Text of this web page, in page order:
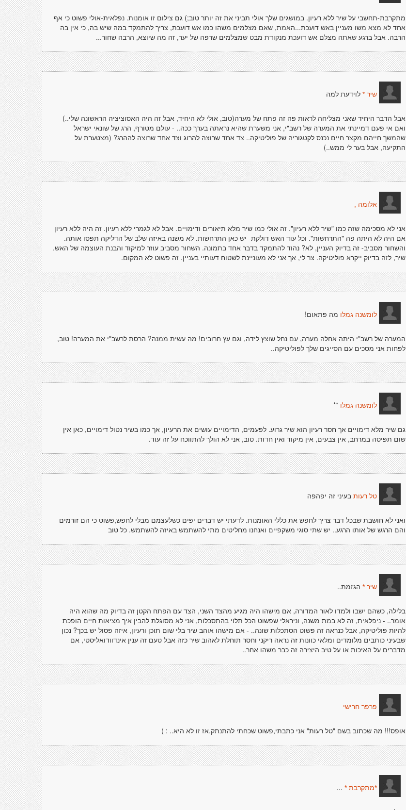
מתקרבת-תחשבי על שיר ללא רעיון. במושגים שלך אולי תביני את זה יותר טוב;) גם צילום זו אומנות. נפלאית-אולי פשוט כי אף
אחד לא מצא משו מעניין באש דועכת...האמת, שאם מצלמים משהו כמו אש דועכת, צריך להתמקד במה שיש בה, כי אין בה
הרבה. אבל ברגע שאתה מצלם אש דועכת מנקודת מבט שמצלמים שרפה של יער, זה מה שיוצא, הרבה שחור...
שיר * לוידעת למה
אבל הדבר היחיד שאני מצליחה לראות פה זה פתח של מערה(טוב, אולי לא היחיד, אבל זה היה האסוציציה הראשונה שלי..)
ואם אי פעם דמיינתי את המערה של רשב"י, אני משערת שהיא נראתה בערך ככה.. - עולם מטורף, הרג של שונאי ישראל
שהמשך חייהם מקצר חיים נכנס לקטגוריה של פוליטיקה.. צד אחד שרוצה להרוג וצד אחד שרוצה לההרג? (מצטערת על
התקיעה, אבל בער לי ממש..)
אלומה ,
אני לא מסכימה שזה כמו "שיר ללא רעיון". זה אולי כמו שיר מלא תיאורים ודימויים. אבל לא לגמרי ללא רעיון. זה היה ללא רעיון
אם היה לא היתה פה "התרחשות". וכל עוד האש דולקת- יש כאן התרחשות. לא משנה באיזה שלב של הדליקה תפסו אותה.
והשחור מסביב- זה בדיוק העניין, לא? נהוד להתמקד בדבר אחד בתמונה. השחור מסביב עוזר למיקוד והבנת העוצמה של האש.
שיר, לזה בדיוק ייקרא פוליטיקה. צר לי, אך אני לא מעוניינת לשטוח דעותיי בעניין. זה פשוט לא המקום.
לומשנה גמלו מה פתאום!
המערה של רשב"י היתה אחלה מערה, עם נחל שוצץ לידה, וגם עץ חרובים! מה עשית ממנה? הרסת לרשב"י את המערה! טוב,
לפחות אני מסכים עם הסייגים שלך לפוליטיקה..
לומשנה גמלו **
גם שיר מלא דימויים אך חסר רעיון הוא שיר גרוע. לפעמים, הדימויים עושים את הרעיון, אך כמו בשיר נטול דימויים, כאן אין
שום תפיסה במרחב, אין צבעים, אין מיקוד ואין חדות. טוב, אני לא הולך להתווכח על זה עוד.
טל רעות בעיני זה יפהפה
ואני לא חושבת שבכל דבר צריך לחפש את כללי האומנות. לדעתי יש דברים יפים כשלעצמם מבלי לחפש,פשוט כי הם זורמים
והם הרגש של אותו הרגע.. יש שתי סוגי משקפיים ואנחנו מחליטים מתי להשתמש באיזה להשתמש. כל טוב
שיר * הגזמת..
בלילה, כשהם ישבו ולמדו לאור המדורה, אם מישהו היה מגיע מהצד השני, הצד עם הפתח הקטן זה בדיוק מה שהוא היה
אומר.. - ניפלאית, זה לא במת משנה, וניראלי שפשוט הכל תלוי בהתסכלות, אני לא מסוגלת להבין איך מציאות חיים הופכת
להיות פוליטיקה, אבל כנראה זה פשוט הסתכלות שונה.. - אם מישהו אוהב שיר בלי שום תוכן ורעיון, איזה פסול יש בכך? נכון
שבעיני כותבים מלומדים ומלאי כוונות זה נראה ריקני וחסר תוחלת לאהוב שיר כזה אבל טעם זה ענין אינדוודואליסטי, אם
מדברים על האיכות או על טיב היצירה זה כבר משהו אחר..
פרפר חרישי
אופס!!! מה שכתוב בשם "טל רעות" אני כתבתי,פשוט שכחתי להתנתק.אז זו לא היא.. : )
*מתקרבת * ...